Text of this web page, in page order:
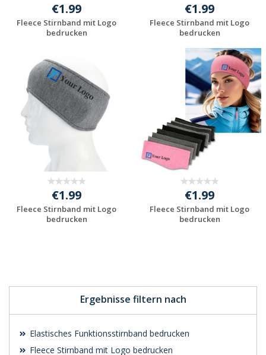
Ergebnisse filtern nach
Elastisches Funktionsstirnband bedrucken
Fleece Stirnband mit Logo bedrucken
€1.99
Fleece Stirnband mit Logo
bedrucken
Jetzt Angebot
anfordern
€1.99
Fleece Stirnband mit Logo
bedrucken
Jetzt Angebot
anfordern
€1.99
Fleece Stirnband mit Logo
bedrucken
€1.99
Fleece Stirnband mit Logo
bedrucken